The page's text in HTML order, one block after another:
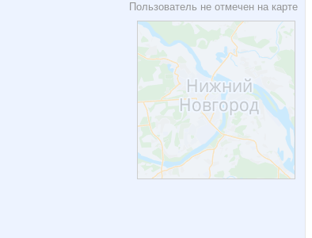
Пользователь не отмечен на карте